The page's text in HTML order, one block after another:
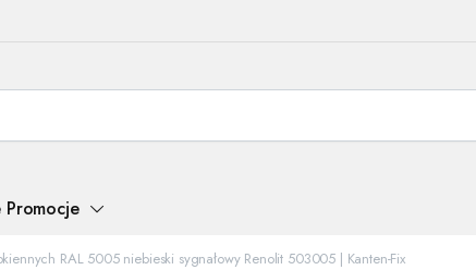
Promocje
RAL 5005 niebieski sygnałowy Renolit 503005 | Kanten-Fix